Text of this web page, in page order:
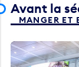
Avant la
MANGER ET